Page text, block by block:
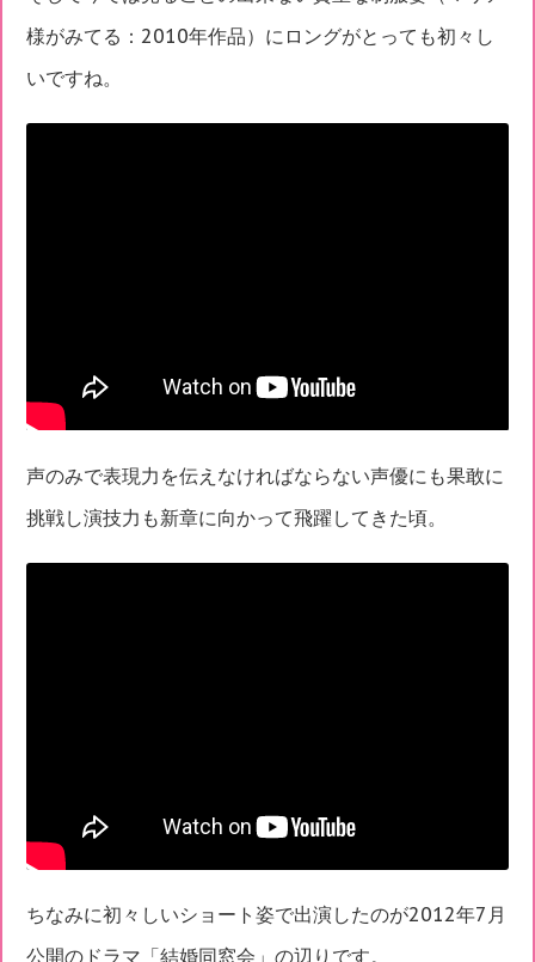
様がみてる：2010年作品）にロングがとっても初々し
いですね。
声のみで表現力を伝えなければならない声優にも果敢に
挑戦し演技力も新章に向かって飛躍してきた頃。
ちなみに初々しいショート姿で出演したのが2012年7月
公開のドラマ「結婚同窓会」の辺りです。